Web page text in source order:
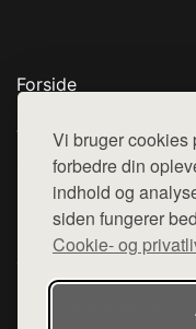
Vi bruger cookies
forbedre din
indhold og
siden fungerer
Cookie- og
Forside
Top Rabatter
Kontakt
Denne side er en del af